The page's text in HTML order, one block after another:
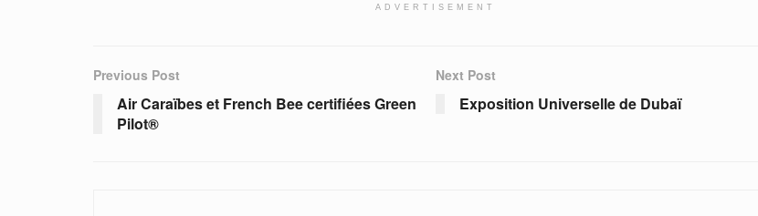
ADVERTISEMENT
Previous Post
Air Caraïbes et French Bee certifiées Green
Pilot®
Next Post
Exposition Universelle de Dubaï